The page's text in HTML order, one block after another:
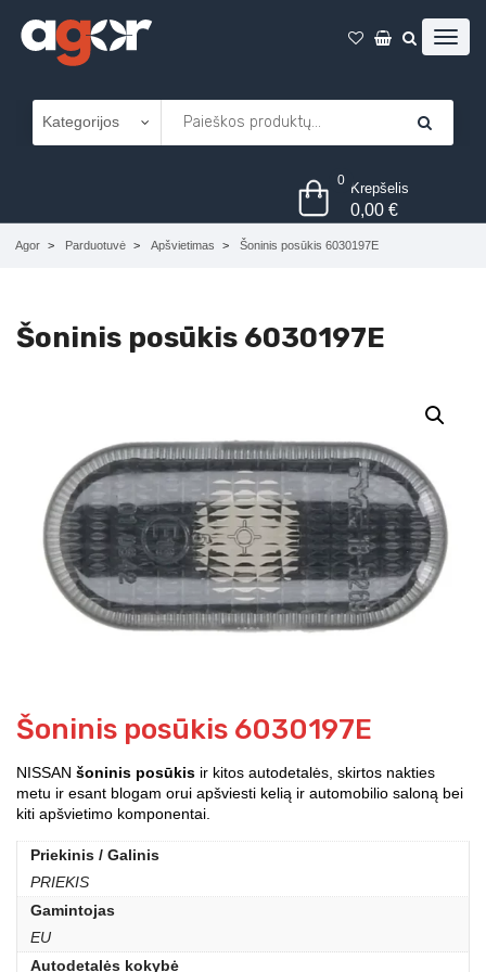
0 Krepšelis
0,00€
Agor Parduotuvė Apšvietimas Šoninis posūkis 6030197E
Šoninis posūkis 6030197E
Šoninis posūkis 6030197E
NISSAN šoninis posūkis ir kitos autodetalės, skirtos nakties
metu ir esant blogam orui apšviesti kelią ir automobilio saloną bei
kiti apšvietimo komponentai.
Priekinis / Galinis
PRIEKIS
Gamintojas
EU
Autodetalės kokybė